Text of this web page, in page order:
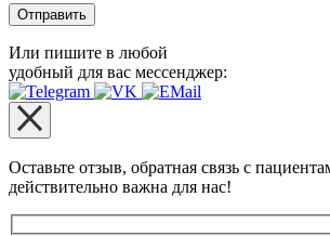
Или пишите в любой
удобный для вас мессенджер:
Оставьте отзыв, обратная связь с
действительно важна для нас!